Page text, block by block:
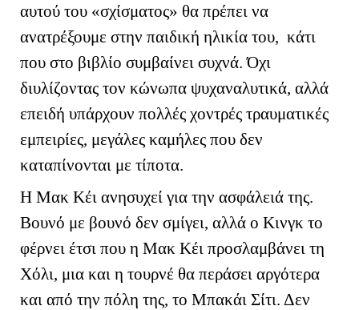
αυτού του «σχίσματος» θα πρέπει να
ανατρέξουμε στην παιδική ηλικία του, κάτι
που στο βιβλίο συμβαίνει συχνά. Όχι
διυλίζοντας τον κώνωπα ψυχαναλυτικά, αλλά
επειδή υπάρχουν πολλές χοντρές τραυματικές
εμπειρίες, μεγάλες καμήλες που δεν
καταπίνονται με τίποτα.
Η Μακ Κέι ανησυχεί για την ασφάλειά της.
Βουνό με βουνό δεν σμίγει, αλλά ο Κινγκ το
φέρνει έτσι που η Μακ Κέι προσλαμβάνει τη
Χόλι, μια και η τουρνέ θα περάσει αργότερα
και από την πόλη της, το Μπακάι Σίτι. Δεν